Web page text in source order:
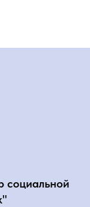
социальной